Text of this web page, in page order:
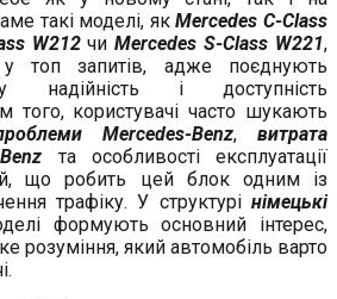
такі моделі, якMercedes C-Class
W212чиMercedes S-Class W221,
у топ запитів, адже поєднують
надійність і доступність
того, користувачі часто шукають
Mercedes-Benz, витрата
та особливості експлуатації
що робить цей блок одним із
трафіку. У структурі німецькі
формують основний інтерес,
розуміння, який автомобіль варто